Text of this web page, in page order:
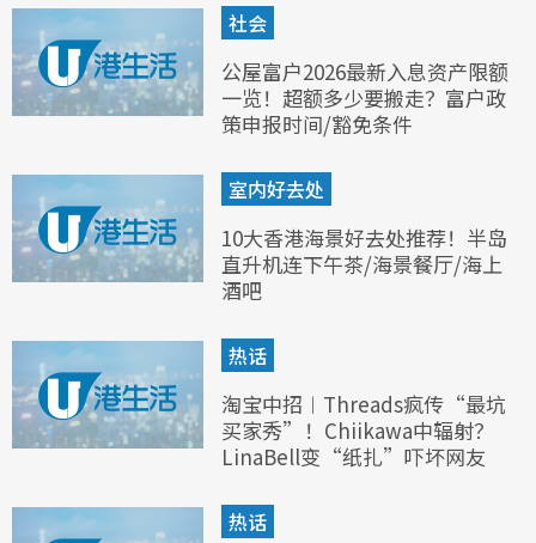
社会
公屋富户2026最新入息资产限额
一览！超额多少要搬走？富户政
策申报时间/豁免条件
室内好去处
10大香港海景好去处推荐！半岛
直升机连下午茶/海景餐厅/海上
酒吧
热话
淘宝中招︱Threads疯传“最坑
买家秀”！Chiikawa中辐射？
LinaBell变“纸扎”吓坏网友
热话